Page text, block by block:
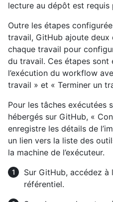
lecture au dépôt est
Outre les étapes
travail, GitHub ajoute deux
chaque travail pour
du travail. Ces étapes sont
l’exécution du workflow
travail » et « Terminer un
Pour les tâches exécutées
hébergés sur GitHub, «
enregistre les détails de
un lien vers la liste des
la machine de l’exécuteur.
Sur GitHub, accédez
référentiel.